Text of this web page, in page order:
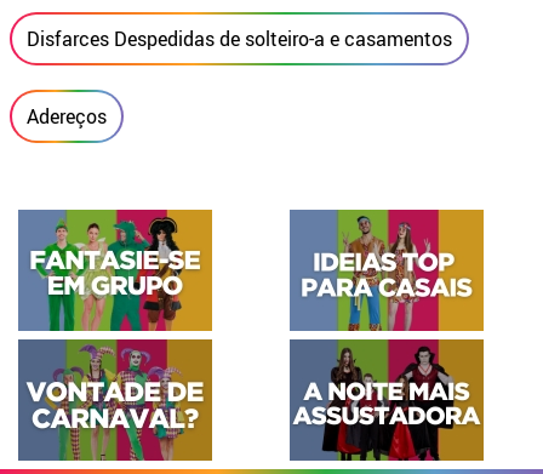
Disfarces Despedidas de solteiro-a e casamentos
Adereços